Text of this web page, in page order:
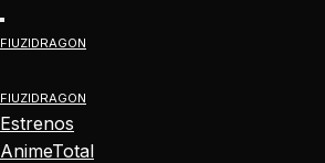
al
principal
FIUZIDRAGON
FIUZIDRAGON
Estrenos
AnimeTotal